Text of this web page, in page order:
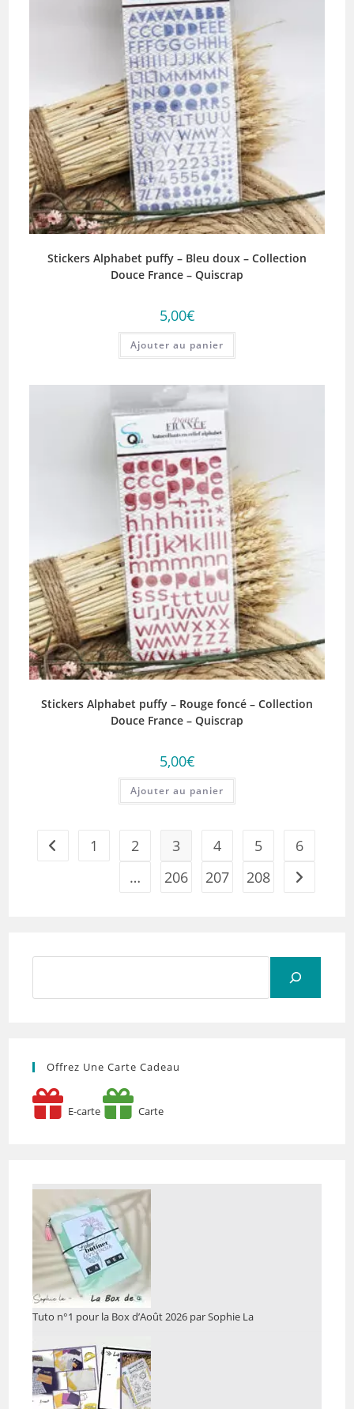
Stickers Alphabet puffy – Bleu doux – Collection
Douce France – Quiscrap
5,00€
Ajouter au panier
Stickers Alphabet puffy – Rouge foncé – Collection
Douce France – Quiscrap
5,00€
Ajouter au panier
1 2 3 4 5
6
…
206 207 208
Offrez Une Carte Cadeau
E-carte Carte
Tuto n°1 pour la Box d’Août 2026 par Sophie La